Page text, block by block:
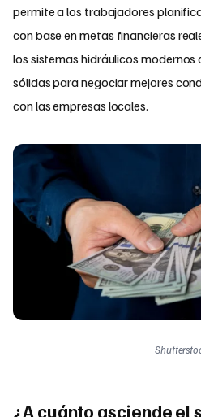
permite a los trabajadores
con base en metas financieras
los sistemas hidráulicos
sólidas para negociar mejores
con las empresas locales.
¿A cuánto asciende el